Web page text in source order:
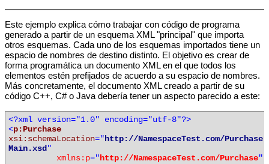
Este ejemplo explica cómo trabajar con código de programa
generado a partir de un esquema XML "principal" que importa
otros esquemas. Cada uno de los esquemas importados tiene un
espacio de nombres de destino distinto. El objetivo es crear de
forma programática un documento XML en el que todos los
elementos estén prefijados de acuerdo a su espacio de nombres.
Más concretamente, el documento XML creado a partir de su
código C++, C# o Java debería tener un aspecto parecido a este:
<?xml version="1.0" encoding="utf-8"?>
<p:Purchase
xsi:schemaLocation="http://NamespaceTest.com/Purchase
Main.xsd"
xmlns:p="http://NamespaceTest.com/Purchase"